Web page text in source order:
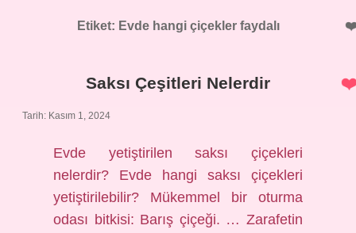
Etiket: Evde hangi çiçekler faydalı
Saksı Çeşitleri Nelerdir
Tarih: Kasım 1, 2024
Evde yetiştirilen saksı çiçekleri
nelerdir? Evde hangi saksı çiçekleri
yetiştirilebilir? Mükemmel bir oturma
odası bitkisi: Barış çiçeği. … Zarafetin